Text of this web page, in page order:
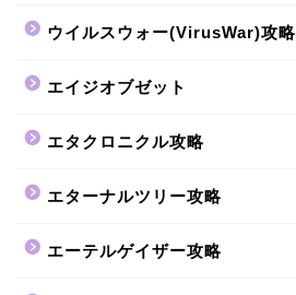
ウイルスウォー(VirusWar)攻略
エイジオブゼット
エタクロニクル攻略
エターナルツリー攻略
エーテルゲイザー攻略